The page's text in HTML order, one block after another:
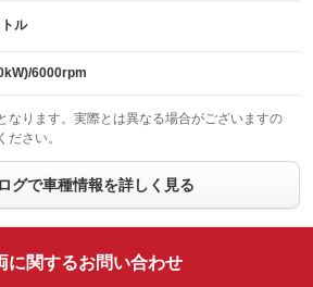
：装備あり
フロントカメラ
：装備なし
：装備あり
ルーフレール
：装備なし
ル
6000rpm
ります。実際とは異なる場合がございますの
さい。
グで車種情報を詳しく見る
に関するお問い合わせ